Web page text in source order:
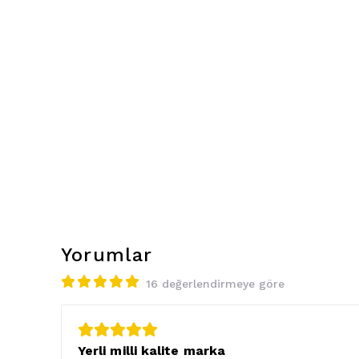
Yorumlar
16 değerlendirmeye göre
Yerli milli kalite marka